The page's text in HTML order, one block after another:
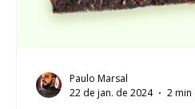
Paulo Marsal
22 de jan. de 2024
2 min